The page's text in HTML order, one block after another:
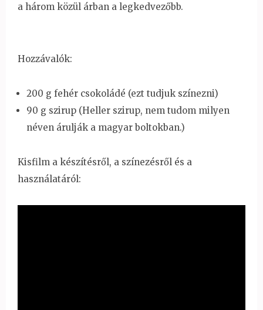
a három közül árban a legkedvezőbb.
Hozzávalók:
200 g fehér csokoládé (ezt tudjuk színezni)
90 g szirup (Heller szirup, nem tudom milyen
néven árulják a magyar boltokban.)
Kisfilm a készítésről, a színezésről és a
használatáról: